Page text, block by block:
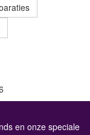
en onze speciale